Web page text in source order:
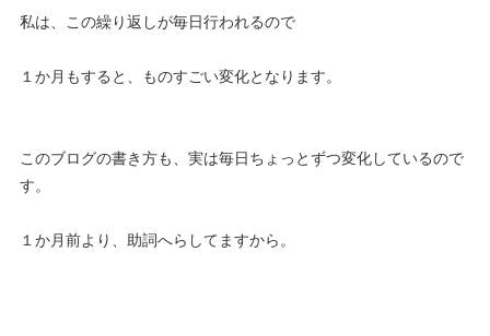
私は、この繰り返しが毎日行われるので
１か月もすると、ものすごい変化となります。
このブログの書き方も、実は毎日ちょっとずつ変化しているので
す。
１か月前より、助詞へらしてますから。